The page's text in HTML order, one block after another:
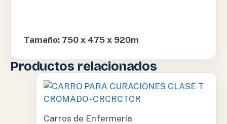
Tamaño: 750 x 475 x 920m
Productos relacionados
Carros de Enfermería